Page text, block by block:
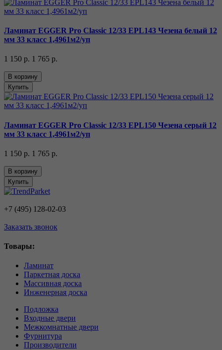
Ламинат EGGER Pro Classic 12/33 EPL143 Чезена белый 12
мм 33 класс 1,4961м2/уп
1 150 р. 1 765 р.
В корзину
Купить
Ламинат EGGER Pro Classic 12/33 EPL150 Чезена серый 12
мм 33 класс 1,4961м2/уп
1 150 р. 1 765 р.
В корзину
Купить
+7 (495) 128-02-03
Заказать звонок
Товары:
Ламинат
Паркетная доска
Массивная доска
Инженерная доска
Подложка
Входные двери
Межкомнатные двери
Фурнитура
Производители